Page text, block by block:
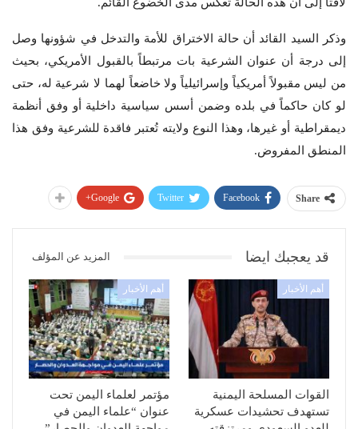
وذكر السيد القائد أن حالة الاختراق للأمة والتدخل في شؤونها وصل
إلى درجة أن عنوان الشرعية بات مرتبطاً بالقبول الأمريكي، بحيث
من ليس مقبولاً أمريكياً وإسرائيلياً ولا خاضعاً لهما لا شرعية له، حتى
لو كان حاكماً في بلده وضمن أسس سياسية داخلية أو وفق أنظمة
ديمقراطية أو غيرها، وهذا النوع ولايته تُعتبر فاقدة للشرعية وفق هذا
المنطق المفروض.
Share
Facebook
Twitter
Google+
قد يعجبك ايضا المزيد عن المؤلف
أهم الأخبار
القوات المسلحة اليمنية
تستهدف تحشيدات عسكرية
أهم الأخبار
مؤتمر لعلماء اليمن تحت
عنوان “علماء اليمن في